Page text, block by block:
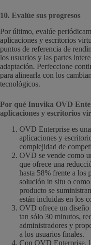
10. Evalúe sus progresos
Por último, evalúe
aplicaciones y escritorios
puntos de referencia de
los usuarios y las partes
adaptación. Perfeccione
para alinearla con los
tecnológicos.
Por qué Inuvika OVD
aplicaciones y escritorios
OVD Enterprise es
aplicaciones y
complejidad de
OVD se vende como
que ofrece una
hasta 58% frente a los
solución in situ o
producto se
están incluidas en los
OVD ofrece un diseño
tan sólo 30 minutos,
administradores y
a los usuarios finales.
Con OVD Enterprise,